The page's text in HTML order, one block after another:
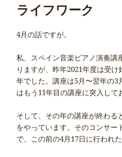
ライフワーク
4月の話ですが。
私、スペイン音楽ピアノ演奏講
りますが、昨年2021年度は受
年でした。講座は5月〜翌年の3
はもう11年目の講座に突入して
そして、その年の講座が終わる
をやっています。そのコンサー
で、この前の4月17日に行われ